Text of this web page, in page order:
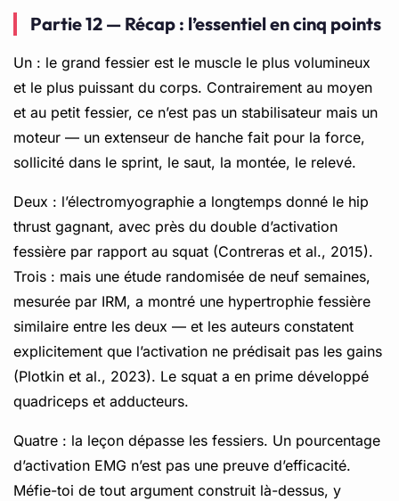
Partie 12 — Récap : l’essentiel en cinq points
Un : le grand fessier est le muscle le plus volumineux
et le plus puissant du corps. Contrairement au moyen
et au petit fessier, ce n’est pas un stabilisateur mais un
moteur — un extenseur de hanche fait pour la force,
sollicité dans le sprint, le saut, la montée, le relevé.
Deux : l’électromyographie a longtemps donné le hip
thrust gagnant, avec près du double d’activation
fessière par rapport au squat (Contreras et al., 2015).
Trois : mais une étude randomisée de neuf semaines,
mesurée par IRM, a montré une hypertrophie fessière
similaire entre les deux — et les auteurs constatent
explicitement que l’activation ne prédisait pas les gains
(Plotkin et al., 2023). Le squat a en prime développé
quadriceps et adducteurs.
Quatre : la leçon dépasse les fessiers. Un pourcentage
d’activation EMG n’est pas une preuve d’efficacité.
Méfie-toi de tout argument construit là-dessus, y